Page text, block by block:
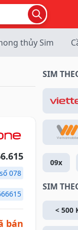
thủy Sim
078
bán
SIM
09x
SIM
< 500